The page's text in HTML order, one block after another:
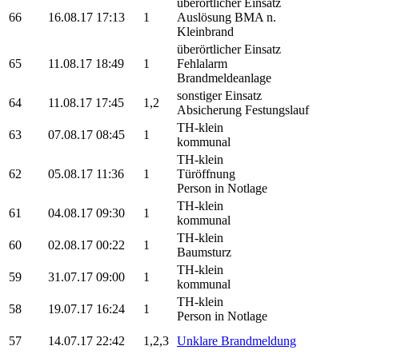
66 16.08.17 17:13 1
Auslösung BMA n.
Kleinbrand
65 11.08.17 18:49 1
überörtlicher Einsatz
Fehlalarm
Brandmeldeanlage
64
11.08.17 17:45 1,2
sonstiger Einsatz
Absicherung Festungslauf
63
07.08.17 08:45 1
TH-klein
kommunal
62 05.08.17 11:36 1
TH-klein
Türöffnung
Person in Notlage
61 04.08.17 09:30 1
TH-klein
kommunal
60 02.08.17 00:22 1
TH-klein
Baumsturz
59 31.07.17 09:00 1
TH-klein
kommunal
58 19.07.17 16:24 1
TH-klein
Person in Notlage
57 14.07.17 22:42 1,2,3 Unklare Brandmeldung